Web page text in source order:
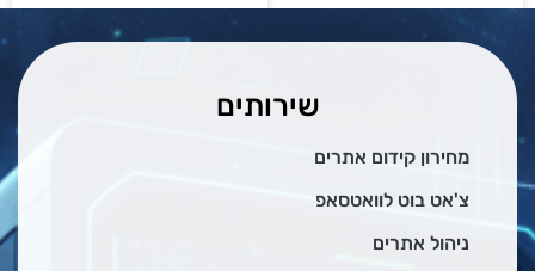
שירותים
מחירון קידום אתרים
צ'אט בוט לוואטסאפ
ניהול אתרים